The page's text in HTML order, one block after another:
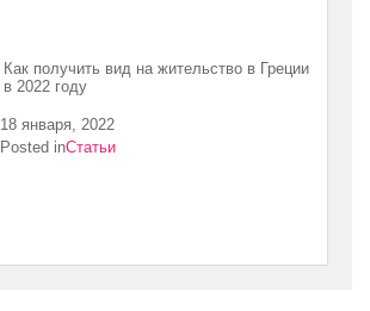
Как получить вид на жительство в Греции
в 2022 году
18 января, 2022
Posted inСтатьи